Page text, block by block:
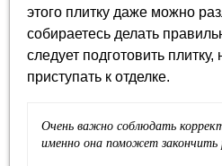
этого плитку даже можно
собираетесь делать
следует подготовить
приступать к отделке.
Очень важно соблюдать
именно она поможет закончить